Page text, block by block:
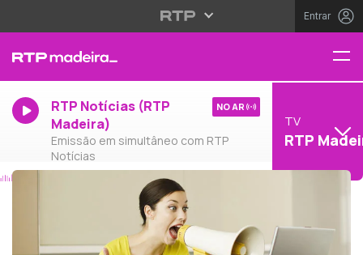
Entrar
RTP Notícias (RTP
Madeira)
Emissão em simultâneo com RTP
Notícias
NO AR
TV
RTP